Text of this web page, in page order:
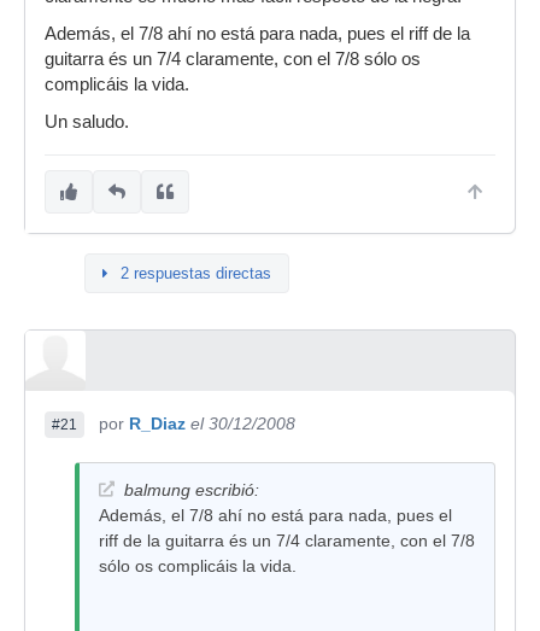
Saludos!
Además, el 7/8 ahí no está para nada, pues el riff de la
guitarra és un 7/4 claramente, con el 7/8 sólo os
complicáis la vida.
Un saludo.
2 respuestas directas
#21 por R_Diaz el 30/12/2008
balmung escribió:
Además, el 7/8 ahí no está para nada, pues el
riff de la guitarra és un 7/4 claramente, con el 7/8
sólo os complicáis la vida.